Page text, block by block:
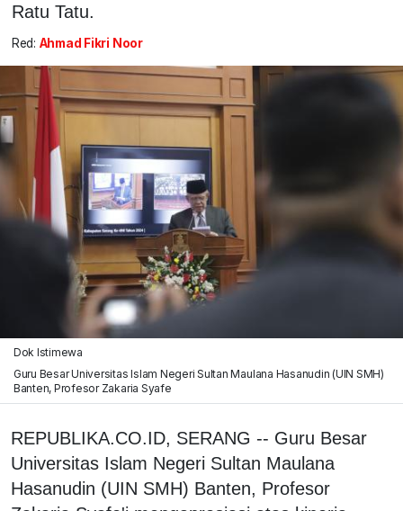
Ratu Tatu.
Red: Ahmad Fikri Noor
Dok Istimewa
Guru Besar Universitas Islam Negeri Sultan Maulana Hasanudin (UIN SMH)
Banten, Profesor Zakaria Syafe
REPUBLIKA.CO.ID, SERANG -- Guru Besar
Universitas Islam Negeri Sultan Maulana
Hasanudin (UIN SMH) Banten, Profesor